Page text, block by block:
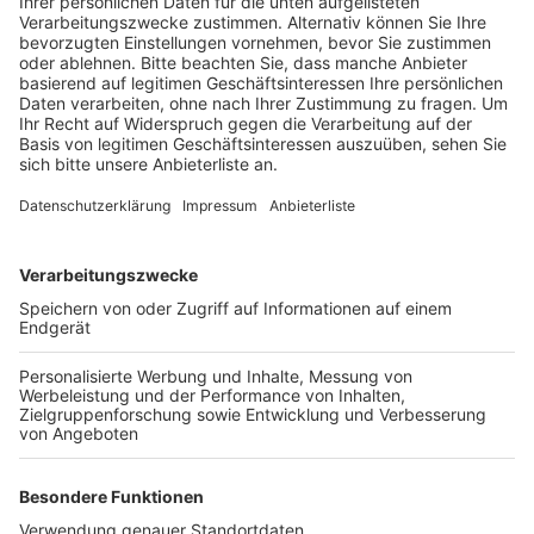
Veröffentlicht:Freitag, 27.09.2019 16:36
Anzeige
Verletzte gibt es keine. Der 21-jährige Mann, der in der
beschossenen Wohnung wohnt, ist bei der Polizei
bekannt. Die Kripo Köln versucht jetzt herauszufinden
wer warum auf das Fenster geschossen hat. Zeugen,
die in der Tatnacht Mittwoch auf Donnerstag in der
Josefstraße in Elsdorf etwas gesehen haben, sollen
sich bitte bei der Polizei melden. Telefonisch unter
poststelle.koeln@polizei.nrw.de